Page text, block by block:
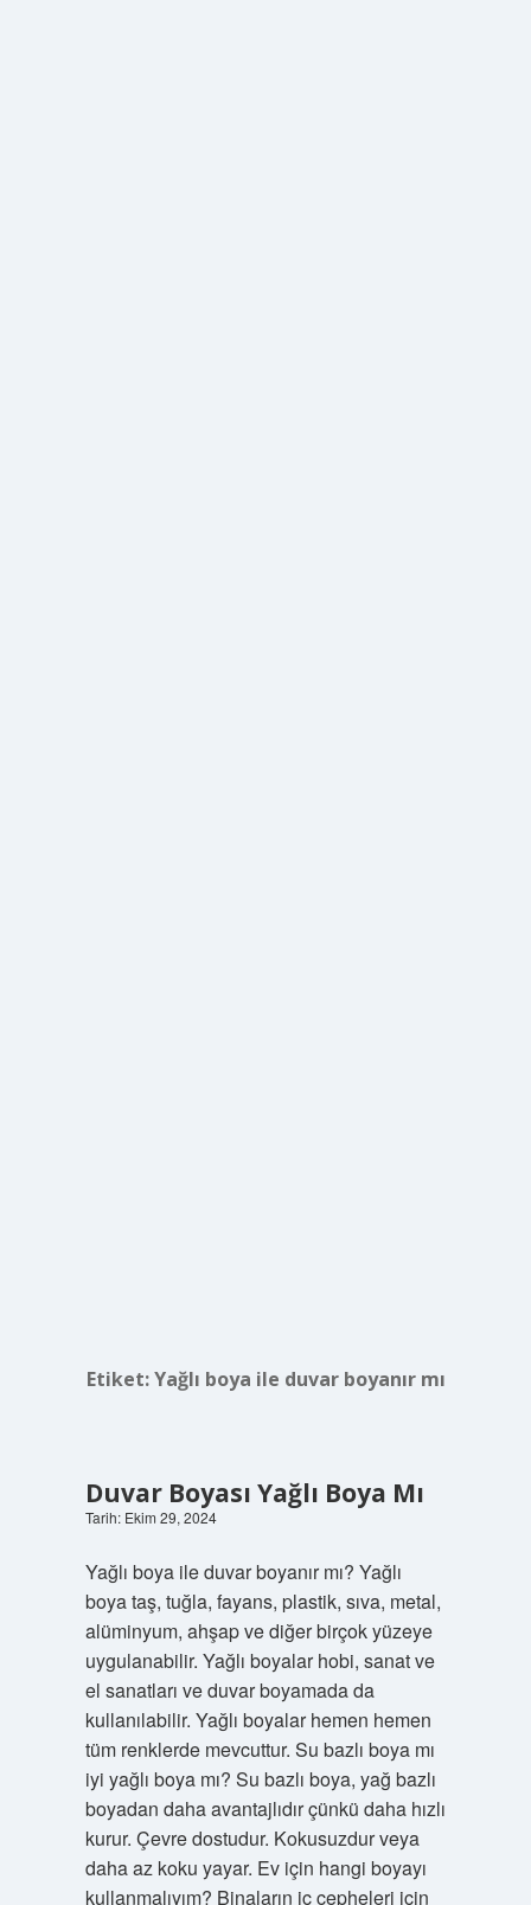
Etiket:Yağlı boya ile duvar boyanır mı
Duvar Boyası Yağlı Boya Mı
Tarih: Ekim 29, 2024
Yağlı boya ile duvar boyanır mı? Yağlı
boya taş, tuğla, fayans, plastik, sıva, metal,
alüminyum, ahşap ve diğer birçok yüzeye
uygulanabilir. Yağlı boyalar hobi, sanat ve
el sanatları ve duvar boyamada da
kullanılabilir. Yağlı boyalar hemen hemen
tüm renklerde mevcuttur. Su bazlı boya mı
iyi yağlı boya mı? Su bazlı boya, yağ bazlı
boyadan daha avantajlıdır çünkü daha hızlı
kurur. Çevre dostudur. Kokusuzdur veya
daha az koku yayar. Ev için hangi boyayı
kullanmalıyım? Binaların iç cepheleri için